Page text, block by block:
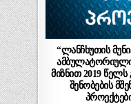
“ლანჩხუთის
ამბულატორიული
მიზნით 2019
შენობების